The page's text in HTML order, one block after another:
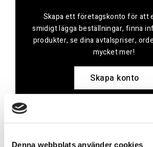
Denna webbplats använder cookies
Skapa ett företagskonto för att
smidigt lägga beställningar, finna
produkter, se dina avtalspriser,
mycket mer!
Skapa konto